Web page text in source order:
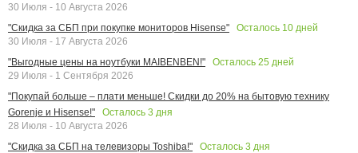
30 Июля - 10 Августа 2026
"Скидка за СБП при покупке мониторов Hisense"
Осталось 10 дней
30 Июля - 17 Августа 2026
"Выгодные цены на ноутбуки MAIBENBEN!"
Осталось 25 дней
29 Июля - 1 Сентября 2026
"Покупай больше – плати меньше! Скидки до 20% на бытовую технику
Gorenje и Hisense!"
Осталось 3 дня
28 Июля - 10 Августа 2026
"Скидка за СБП на телевизоры Toshiba!"
Осталось 3 дня